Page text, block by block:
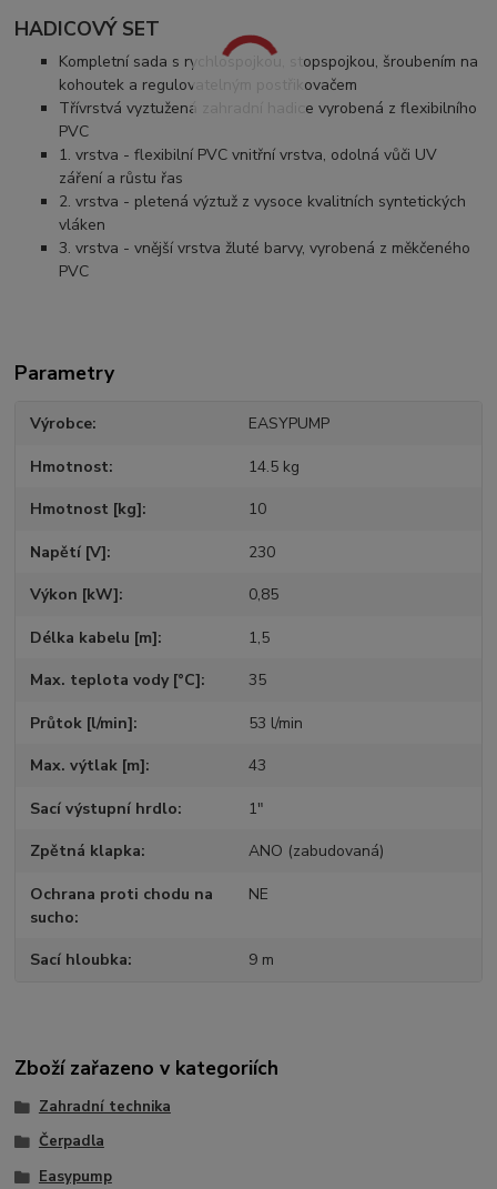
HADICOVÝ SET
Kompletní sada s rychlospojkou, stopspojkou, šroubením na
kohoutek a regulovatelným postřikovačem
Třívrstvá vyztužená zahradní hadice vyrobená z flexibilního
PVC
1. vrstva - flexibilní PVC vnitřní vrstva, odolná vůči UV
záření a růstu řas
2. vrstva - pletená výztuž z vysoce kvalitních syntetických
vláken
3. vrstva - vnější vrstva žluté barvy, vyrobená z měkčeného
PVC
Parametry
Výrobce EASYPUMP
Hmotnost 14.5 kg
Hmotnost [kg] 10
Napětí [V] 230
Výkon [kW] 0,85
Délka kabelu [m] 1,5
Max. teplota vody [°C] 35
Průtok [l/min] 53 l/min
Max. výtlak [m] 43
Sací výstupní hrdlo 1"
Zpětná klapka ANO (zabudovaná)
Ochrana proti chodu na
sucho
NE
Sací hloubka 9 m
Zboží zařazeno v kategoriích
Zahradní technika
Čerpadla
Easypump